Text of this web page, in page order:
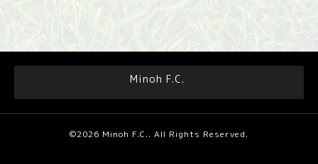
Minoh F.C.
©2026 Minoh F.C.. All Rights Reserved.